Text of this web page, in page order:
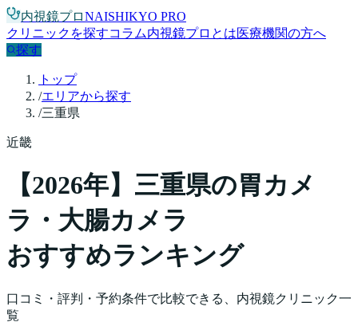
内視鏡プロNAISHIKYO PRO
クリニックを探すコラム内視鏡プロとは医療機関の方へ
探す
トップ
/エリアから探す
/三重県
近畿
【2026年】 三重県の胃カメ
ラ・大腸カメラ
おすすめランキング
口コミ・評判・予約条件で比較できる、内視鏡クリニック一
覧